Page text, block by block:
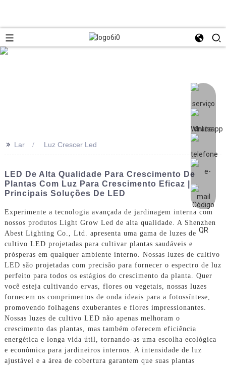
>> Lar Luz Crescer Led
LED De Alta Qualidade Para Crescimento De
Plantas Com Luz Para Crescimento Eficaz |
Principais Soluções De LED
Experimente a tecnologia avançada de jardinagem interna com
nossos produtos Light Grow Led de alta qualidade. A Shenzhen
Abest Lighting Co., Ltd. apresenta uma gama de luzes de
cultivo LED projetadas para cultivar plantas saudáveis ​​e
prósperas em qualquer ambiente interno. Nossas luzes de cultivo
LED são projetadas com precisão para fornecer o espectro de luz
perfeito para todos os estágios do crescimento da planta. Quer
você esteja cultivando ervas, flores ou vegetais, nossas luzes
fornecem os comprimentos de onda ideais para a fotossíntese,
promovendo folhagens exuberantes e flores impressionantes.
Nossas luzes de cultivo LED não apenas melhoram o
crescimento das plantas, mas também oferecem eficiência
energética e longa vida útil, tornando-as uma escolha ecológica
e econômica para jardineiros internos. A intensidade de luz
ajustável e a área de cobertura garantem que suas plantas